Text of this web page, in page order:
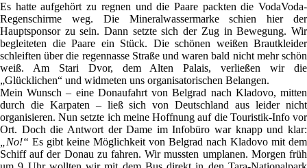
Es hatte aufgehört zu regnen und die Paare packten die VodaVoda-
Regenschirme weg. Die Mineralwassermarke schien hier der
Hauptsponsor zu sein. Dann setzte sich der Zug in Bewegung. Wir
begleiteten die Paare ein Stück. Die schönen weißen Brautkleider
schleiften über die regennasse Straße und waren bald nicht mehr schön
weiß. Am Stari Dvor, dem Alten Palais, verließen wir die
„Glücklichen“ und widmeten uns organisatorischen Belangen.
Mein Wunsch – eine Donaufahrt von Belgrad nach Kladovo, mitten
durch die Karpaten – ließ sich von Deutschland aus leider nicht
organisieren. Nun setzte ich meine Hoffnung auf die Touristik-Info vor
Ort. Doch die Antwort der Dame im Infobüro war knapp und klar:
„No!“ Es gibt keine Möglichkeit von Belgrad nach Kladovo mit dem
Schiff auf der Donau zu fahren. Wir mussten umplanen. Morgen früh